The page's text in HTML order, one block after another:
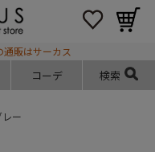
販はサーカス
コーデ 検索
レー